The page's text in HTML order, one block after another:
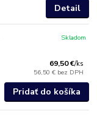
Detail
69,50 €/ks
56,50 € bez DPH
Skladom
Pridať do košíka